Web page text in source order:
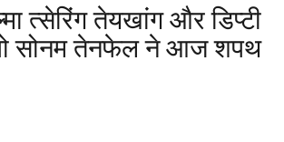
त्सेरिंग तेयखांग और डिप्टी
सोनम तेनफेल ने आज शपथ